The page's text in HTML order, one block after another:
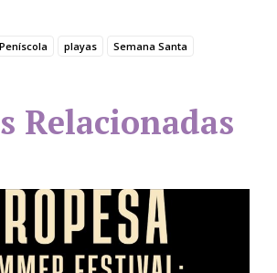
Peníscola playas Semana Santa
Relacionadas